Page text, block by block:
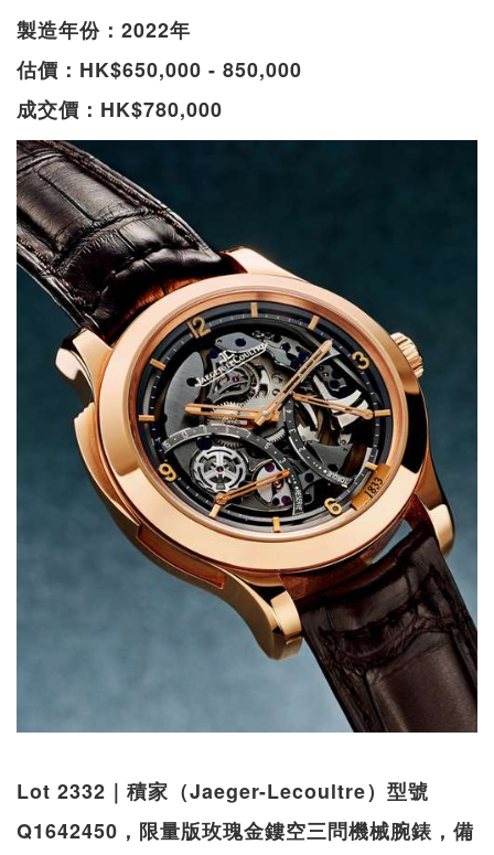
製造年份：2022年
估價：HK$650,000 - 850,000
成交價：HK$780,000
Lot 2332｜積家（Jaeger-Lecoultre）型號
Q1642450，限量版玫瑰金鏤空三問機械腕錶，備